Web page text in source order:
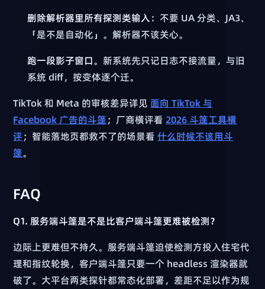
删除解析器里所有探测类输入：不要 UA 分类、JA3、
「是不是自动化」。解析器不该关心。
跑一段影子窗口。新系统先只记日志不接流量，与旧
系统 diff，按变体逐个迁。
TikTok 和 Meta 的审核差异详见 面向 TikTok 与
Facebook 广告的斗篷；厂商横评看2026 斗篷工具横
评；智能落地页都救不了的场景看什么时候不该用斗
篷。
FAQ
Q1. 服务端斗篷是不是比客户端斗篷更难被检测？
边际上更难但不持久。服务端斗篷迫使检测方投入住宅代
理和指纹轮换，客户端斗篷只要一个 headless 渲染器就
破了。大平台两类探针都常态化部署，差距不足以作为规